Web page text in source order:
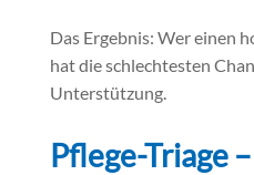
Das Ergebnis: Wer einen
hat die schlechtesten
Unterstützung.
Pflege-Triage